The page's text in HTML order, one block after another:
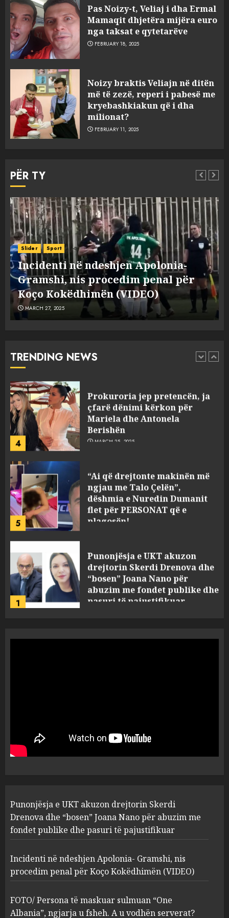
Pas Noizy-t, Veliaj i dha Ermal
Mamaqit dhjetëra mijëra euro
nga taksat e qytetarëve
FEBRUARY 18, 2025
Noizy braktis Veliajn në ditën
më të zezë, reperi i pabesë me
kryebashkiakun që i dha
milionat?
FEBRUARY 11, 2025
PËR TY
Aktualitet Slider
FOTO/ Persona të maskuar sulmuan
“One Albania”, ngjarja u fsheh. A u
vodhën serverat?
MARCH 25, 2025
TRENDING NEWS
4
çfarë dënimi kërkon për
Mariela dhe Antonela
Berishën
5
ngjau me Talo Çelën”,
dëshmia e Nuredin Dumanit
flet për PERSONAT që e
plagosën!
MARCH 25, 2025
1
pasuri të pajustifikuar
JULY 24, 2025
2
Incidenti në ndeshjen
Apolonia- Gramshi, nis
procedim penal për Koço
Kokëdhimën (VIDEO)
MARCH 27, 2025
3
FOTO/ Persona të maskuar
MARCH 25, 2025
4
Prokuroria jep pretencën, ja
çfarë dënimi kërkon për
Mariela dhe Antonela
Berishën
MARCH 25, 2025
5
“Ai që drejtonte makinën më
ngjau me Talo Çelën”,
dëshmia e Nuredin Dumanit
flet për PERSONAT që e
plagosën!
1
Punonjësja e UKT akuzon
drejtorin Skerdi Drenova dhe
“bosen” Joana Nano për
abuzim me fondet publike dhe
pasuri të pajustifikuar
3
ngjarja u fsheh. A u vodhën
serverat?
MARCH 25, 2025
4
çfarë dënimi kërkon për
Mariela dhe Antonela
Berishën
MARCH 25, 2025
“Ai që drejtonte makinën më
ngjau me Talo Çelën”,
dëshmia e Nuredin Dumanit
flet për PERSONAT që e
Punonjësja e UKT akuzon drejtorin Skerdi
Drenova dhe “bosen” Joana Nano për abuzim me
fondet publike dhe pasuri të pajustifikuar
Incidenti në ndeshjen Apolonia- Gramshi, nis
procedim penal për Koço Kokëdhimën (VIDEO)
FOTO/ Persona të maskuar sulmuan “One
Albania”, ngjarja u fsheh. A u vodhën serverat?